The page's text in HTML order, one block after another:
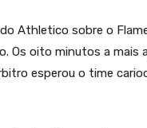
Athletico sobre o
Os oito minutos a
esperou o time